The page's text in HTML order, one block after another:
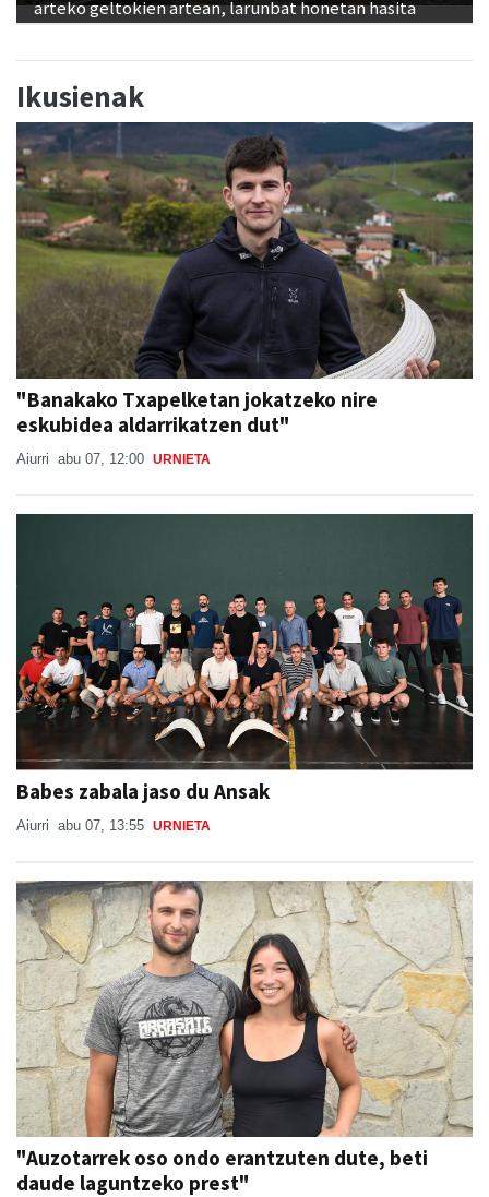
arteko geltokien artean, larunbat honetan hasita
Ikusienak
"Banakako Txapelketan jokatzeko nire
eskubidea aldarrikatzen dut"
Aiurri abu 07, 12:00 URNIETA
Babes zabala jaso du Ansak
Aiurri abu 07, 13:55 URNIETA
"Auzotarrek oso ondo erantzuten dute, beti
daude laguntzeko prest"